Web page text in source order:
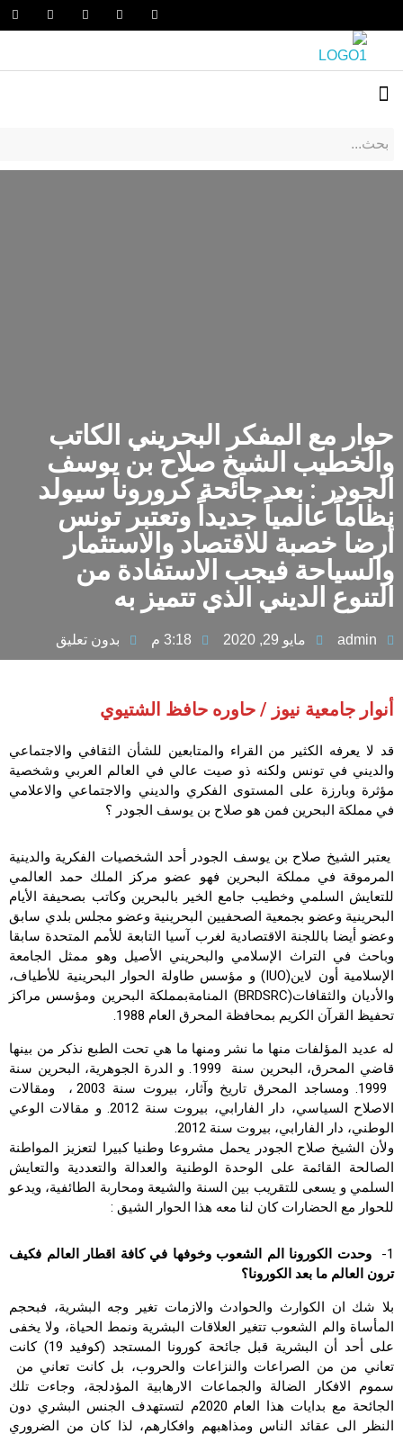
حوار مع المفكر البحريني الكاتب
والخطيب الشيخ صلاح بن يوسف
الجودر : بعد جائحة كرورونا سيولد
نظاماً عالمياً جديداً وتعتبر تونس
أرضا خصبة للاقتصاد والاستثمار
والسياحة فيجب الاستفادة من
التنوع الديني الذي تتميز به
admin مايو 29, 2020 3:18 م بدون تعليق
أنوار جامعية نيوز / حاوره حافظ الشتيوي
قد لا يعرفه الكثير من القراء والمتابعين للشأن الثقافي والاجتماعي
والديني في تونس ولكنه ذو صيت عالي في العالم العربي وشخصية
مؤثرة وبارزة على المستوى الفكري والديني والاجتماعي والاعلامي
في مملكة البحرين فمن هو صلاح بن يوسف الجودر ؟
يعتبر الشيخ صلاح بن يوسف الجودر أحد الشخصيات الفكرية والدينية
المرموقة في مملكة البحرين فهو عضو مركز الملك حمد العالمي
للتعايش السلمي وخطيب جامع الخير بالبحرين وكاتب بصحيفة الأيام
البحرينية وعضو بجمعية الصحفيين البحرينية وعضو مجلس بلدي سابق
وعضو أيضا باللجنة الاقتصادية لغرب آسيا التابعة للأمم المتحدة سابقا
وباحث في التراث الإسلامي والبحريني الأصيل وهو ممثل الجامعة
الإسلامية أون لاين(IUO) و مؤسس طاولة الحوار البحرينية للأطياف،
والأديان والثقافات(BRDSRC) المنامةبمملكة البحرين ومؤسس مراكز
تحفيظ القرآن الكريم بمحافظة المحرق العام 1988.
له عديد المؤلفات منها ما نشر ومنها ما هي تحت الطبع نذكر من بينها
قاضي المحرق، البحرين سنة 1999. و الدرة الجوهرية، البحرين سنة
1999. ومساجد المحرق تاريخ وآثار، بيروت سنة 2003 ، ومقالات
الاصلاح السياسي، دار الفارابي، بيروت سنة 2012. و مقالات الوعي
الوطني، دار الفارابي، بيروت سنة 2012.
ولأن الشيخ صلاح الجودر يحمل مشروعا وطنيا كبيرا لتعزيز المواطنة
الصالحة القائمة على الوحدة الوطنية والعدالة والتعددية والتعايش
السلمي و يسعى للتقريب بين السنة والشيعة ومحاربة الطائفية، ويدعو
للحوار مع الحضارات كان لنا معه هذا الحوار الشيق :
1-
وحدت الكورونا الم الشعوب وخوفها في كافة اقطار العالم فكيف
ترون العالم ما بعد الكورونا؟
بلا شك ان الكوارث والحوادث والازمات تغير وجه البشرية، فبحجم
المأساة والم الشعوب تتغير العلاقات البشرية ونمط الحياة، ولا يخفى
على أحد أن البشرية قبل جائحة كورونا المستجد (كوفيد 19) كانت
تعاني من من الصراعات والنزاعات والحروب، بل كانت تعاني من
سموم الافكار الضالة والجماعات الارهابية المؤدلجة، وجاءت تلك
الجائحة مع بدايات هذا العام 2020م لتستهدف الجنس البشري دون
النظر الى عقائد الناس ومذاهبهم وافكارهم، لذا كان من الضروري